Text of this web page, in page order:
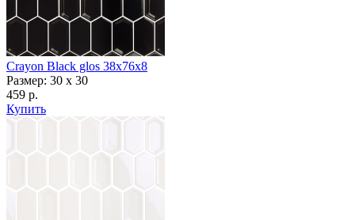
Crayon Black glos 38x76x8
Размер: 30 x 30
459 р.
Купить